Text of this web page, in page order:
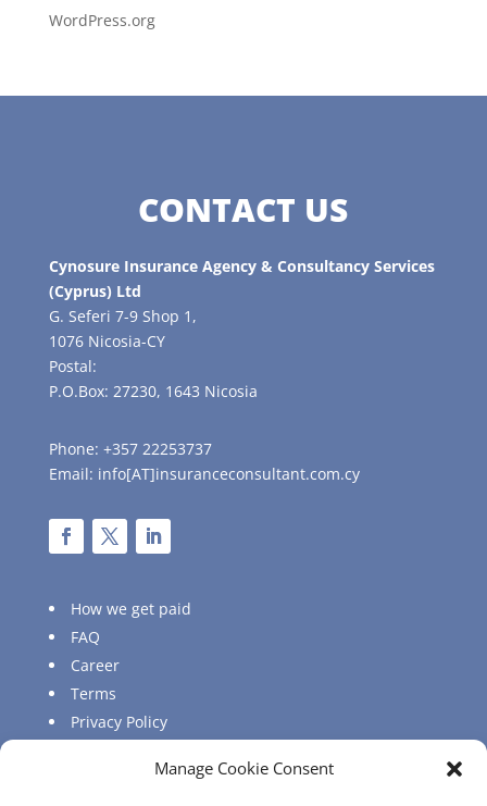
Manage Cookie Consent
WordPress.org
CONTACT US
Cynosure Insurance Agency & Consultancy Services
(Cyprus) Ltd
G. Seferi 7-9 Shop 1,
1076 Nicosia-CY
Postal:
P.O.Box: 27230, 1643 Nicosia
Phone: +357 22253737
Email: info[AT]insuranceconsultant.com.cy
How we get paid
FAQ
Career
Terms
Privacy Policy